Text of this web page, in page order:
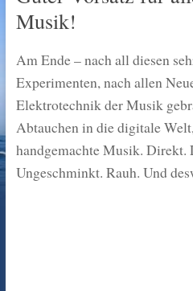
Musik!
Am Ende – nach all diesen
Experimenten, nach allen
Elektrotechnik der Musik
Abtauchen in die digitale
handgemachte Musik. Direkt.
Ungeschminkt. Rauh. Und